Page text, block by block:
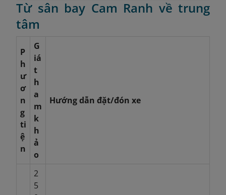
Từ sân bay Cam Ranh về trung
tâm
P
h
ư
ơ
n
g
ti
ệ
n
G
iá
t
h
a
m
k
h
ả
o
Hướng dẫn đặt/đón xe
2
5